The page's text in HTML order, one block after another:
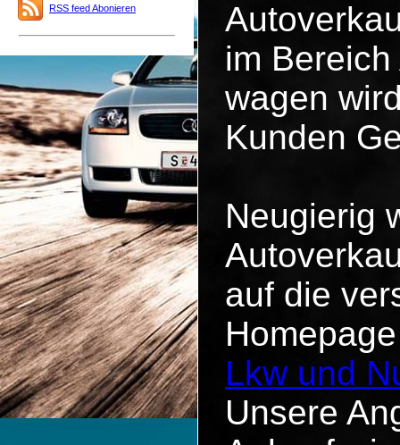
RSS feed Abonieren
im
wagen
Kunden
Neugierig
auf die
Lkw und
Unsere